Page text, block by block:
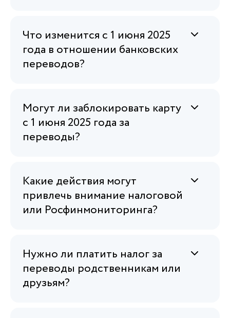
Что изменится с 1 июня 2025
года в отношении банковских
переводов?
Могут ли заблокировать карту
с 1 июня 2025 года за
переводы?
Какие действия могут
привлечь внимание налоговой
или Росфинмониторинга?
Нужно ли платить налог за
переводы родственникам или
друзьям?